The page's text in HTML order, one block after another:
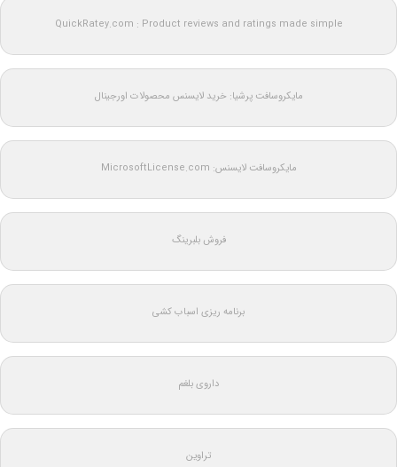
QuickRatey.com : Product reviews and ratings made simple
مایکروسافت پرشیا: خرید لایسنس محصولات اورجینال
مایکروسافت لایسنس: MicrosoftLicense.com
فروش بلبرینگ
برنامه ریزی اسباب کشی
داروی بلغم
تراوین